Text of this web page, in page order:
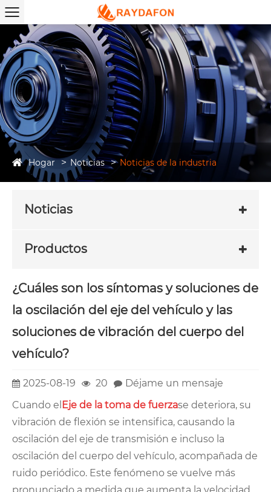
Hogar Noticias Noticias de la industria
Noticias
Productos
¿Cuáles son los síntomas y soluciones de
la oscilación del eje del vehículo y las
soluciones de vibración del cuerpo del
vehículo?
2025-08-19 20
Déjame un mensaje
Cuando el Eje de la toma de fuerzase deteriora, su
vibración de flexión se intensifica, causando la
oscilación del eje de transmisión e incluso la
oscilación del cuerpo del vehículo, acompañada de
ruido periódico. Este fenómeno se vuelve más